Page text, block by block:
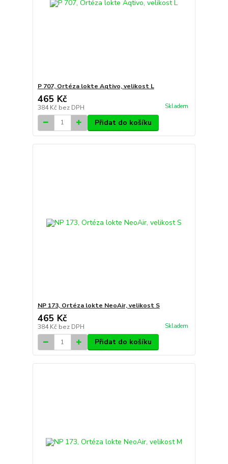
P 707, Ortéza lokte Aqtivo, velikost L
465 Kč
384 Kč bez DPH Skladem
Přidat do košíku
NP 173, Ortéza lokte NeoAir, velikost S
465 Kč
384 Kč bez DPH Skladem
Přidat do košíku